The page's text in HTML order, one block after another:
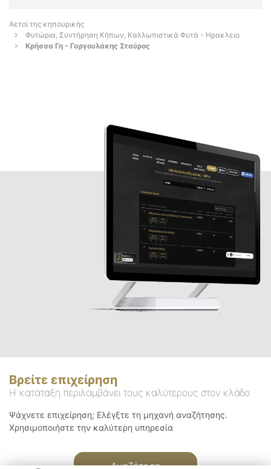
Αετοί της κηπουρικής
Φυτώρια, Συντήρηση Κήπων, Καλλωπιστικά Φυτά - Ηρακλειο
Κρήσσα Γη - Γαργουλάκης Σταύρος
Βρείτε επιχείρηση
Η κατάταξη περιλαμβάνει τους καλύτερους στον κλάδο
Ψάχνετε επιχείρηση; Ελέγξτε τη μηχανή αναζήτησης.
Χρησιμοποιήστε την καλύτερη υπηρεσία
Αναζήτηση